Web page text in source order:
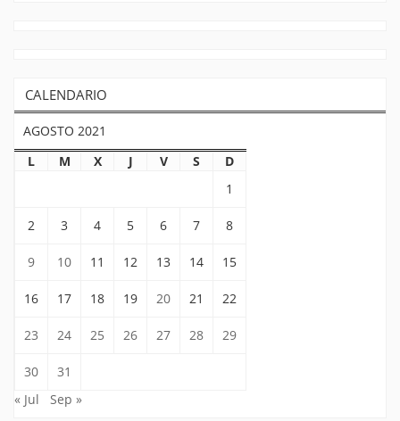
CALENDARIO
AGOSTO 2021
L
M X J V S
D
1
2 3 4 5 6 7 8
9 10 11 12 13 14 15
16 17 18 19 20 21 22
23 24 25 26 27 28 29
30
31
« Jul
Sep »